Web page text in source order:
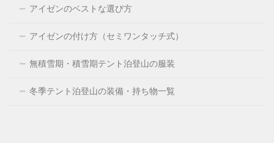
アイゼンのベストな選び方
アイゼンの付け方（セミワンタッチ式）
無積雪期・積雪期テント泊登山の服装
冬季テント泊登山の装備・持ち物一覧